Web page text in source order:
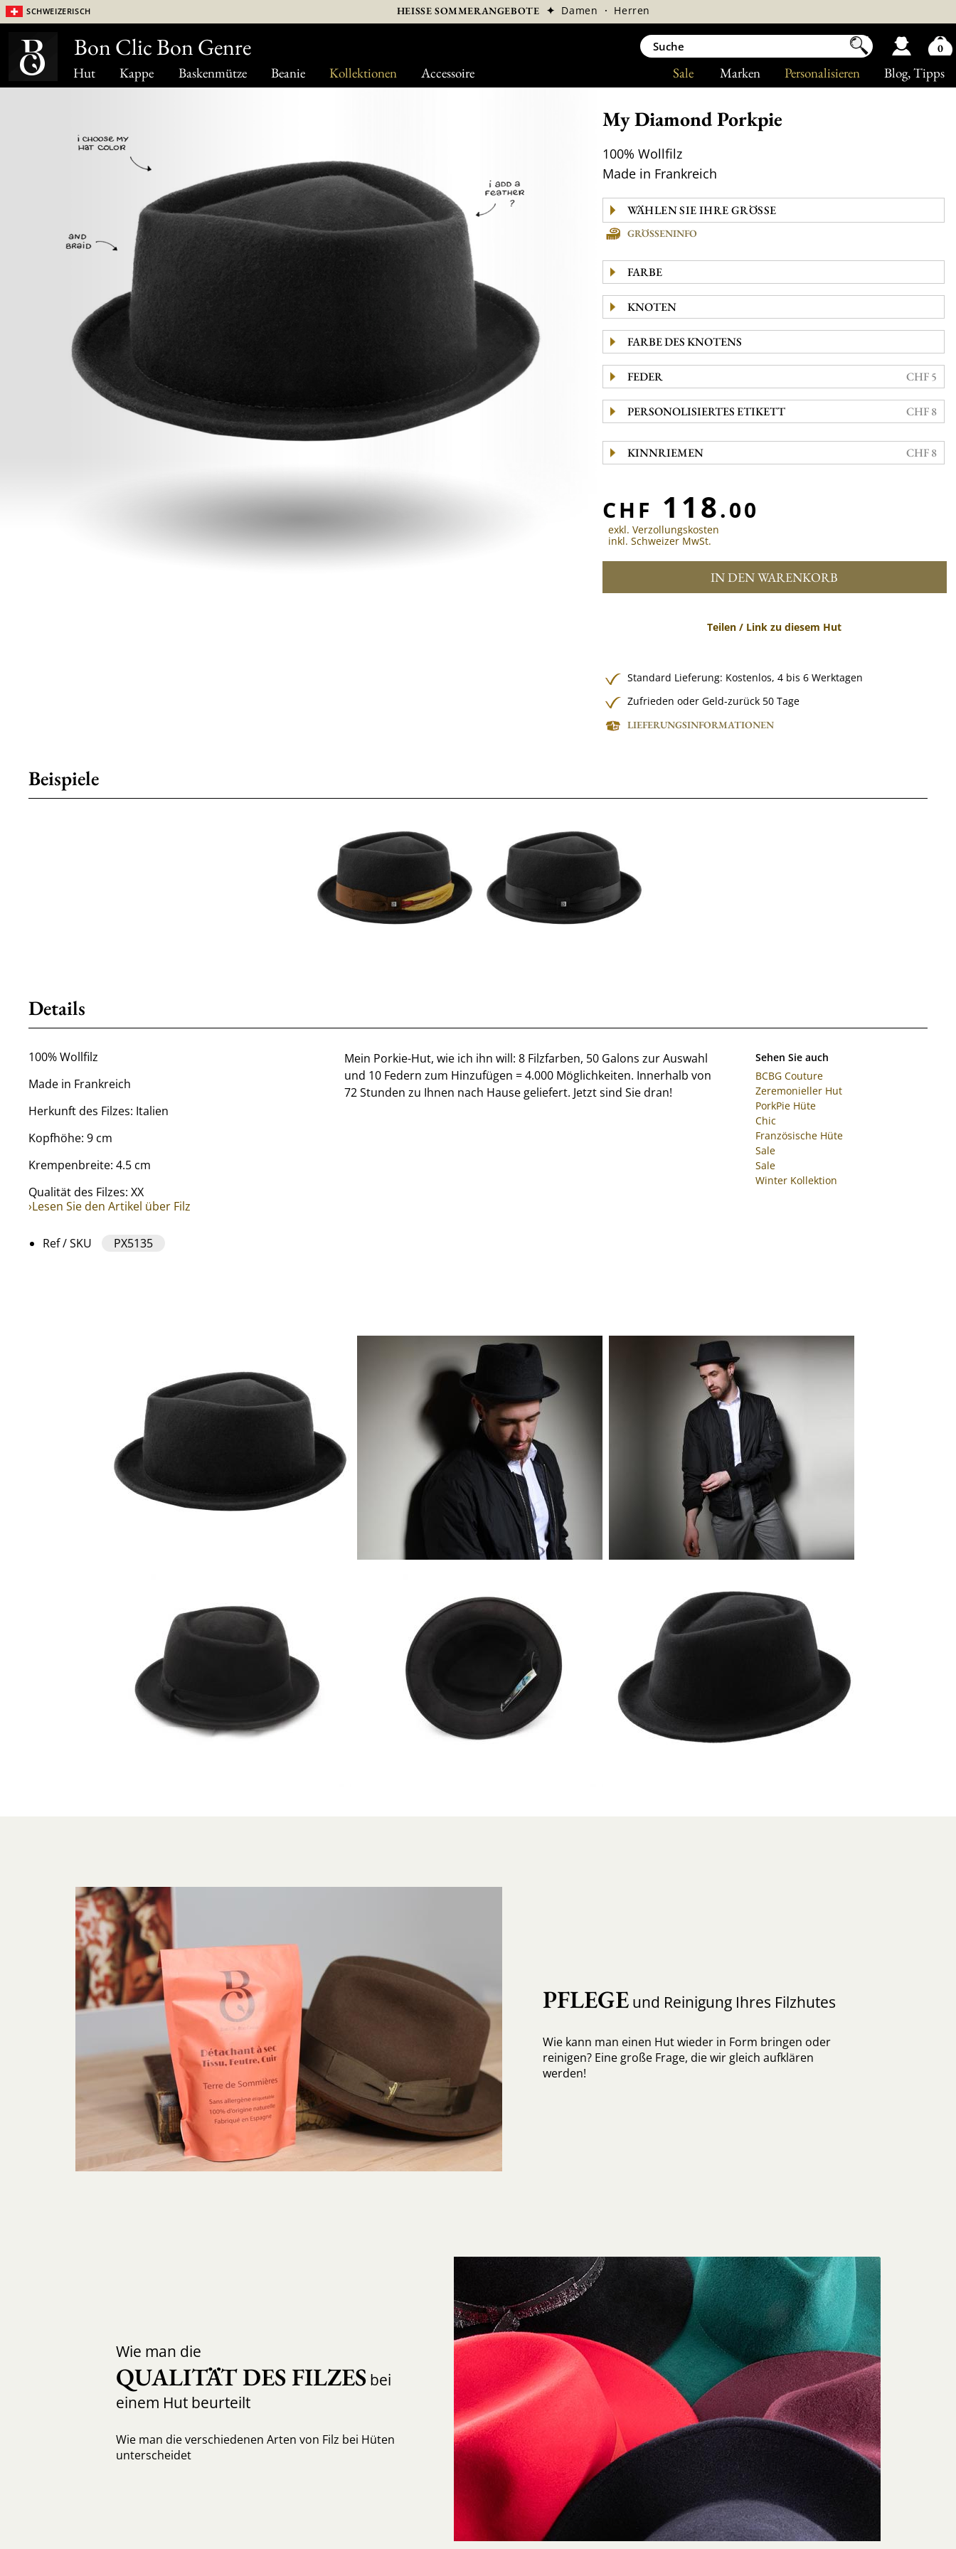
Hut Kappe Baskenmütze Beanie Kollektionen Accessoire Blog, Tipps
Personalisieren
Marken
Sale
Schweizerisch HEISSE SOMMERANGEBOTE ✦ Damen · Herren
My Diamond Porkpie
100% Wollfilz
Made in Frankreich
GRÖSSENINFO
FARBE
KNOTEN
FARBE DES KNOTENS
FEDER CHF 5
PERSONOLISIERTES ETIKETT CHF 8
KINNRIEMEN CHF 8
CHF 118.00
exkl. Verzollungskosten
inkl. Schweizer MwSt.
IN DEN WARENKORB
Teilen / Link zu diesem Hut
Standard Lieferung: Kostenlos, 4 bis 6 Werktagen
Zufrieden oder Geld-zurück 50 Tage
LIEFERUNGSINFORMATIONEN
Beispiele
Details
100% Wollfilz
Made in Frankreich
Herkunft des Filzes: Italien
Kopfhöhe: 9 cm
Krempenbreite: 4.5 cm
Qualität des Filzes: XX
›Lesen Sie den Artikel über Filz
Ref / SKU PX5135
Mein Porkie-Hut, wie ich ihn will: 8 Filzfarben, 50 Galons zur Auswahl
und 10 Federn zum Hinzufügen = 4.000 Möglichkeiten. Innerhalb von
72 Stunden zu Ihnen nach Hause geliefert. Jetzt sind Sie dran!
Sehen Sie auch
BCBG Couture
Zeremonieller Hut
PorkPie Hüte
Chic
Französische Hüte
Sale
Sale
Winter Kollektion
PFLEGEund Reinigung Ihres Filzhutes
Wie kann man einen Hut wieder in Form bringen oder
reinigen? Eine große Frage, die wir gleich aufklären
werden!
Wie man die
QUALITÄT DES FILZESbei
einem Hut beurteilt
Wie man die verschiedenen Arten von Filz bei Hüten
unterscheidet
Bon Clic Bon Genre 0